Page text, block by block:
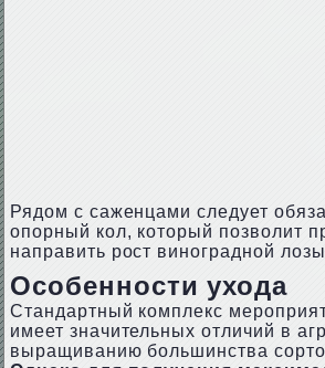
Рядом с саженцами следует
опорный кол, который позволит
направить рост виноградной
Особенности ухода
Стандартный комплекс
имеет значительных отличий в
выращиванию большинства